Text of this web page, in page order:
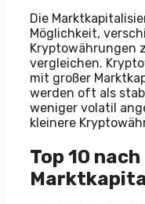
Die
Möglichkeit,
Kryptowährungen
vergleichen.
mit großer
werden oft als
weniger volatil
kleinere
Top 10 nach